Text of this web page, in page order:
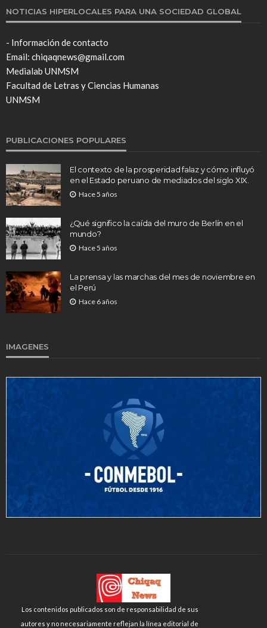
NOTICIAS HIPERLOCALES PARA UNA SOCIEDAD GLOBAL
- Información de contacto
Email: chiqaqnews@gmail.com
Medialab UNMSM
Facultad de Letras y Ciencias Humanas
UNMSM
PUBLICACIONES POPULARES
El contexto de la prosperidad falaz y cómo influyó
en el Estado peruano de mediados del siglo XIX.
Hace 5 años
¿Qué significo la caída del muro de Berlín en el
mundo?
Hace 5 años
La prensa y las marchas del mes de noviembre en
el Perú
Hace 6 años
IMAGENES
Los contenidos publicados son de responsabilidad de sus
autores y no necesariamente reflejan la línea editorial de